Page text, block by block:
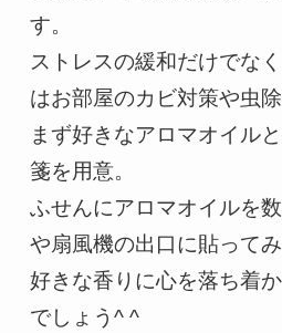
す。
ストレスの緩和だけでな
はお部屋のカビ対策や虫除
まず好きなアロマオイル
箋を用意。
ふせんにアロマオイルを
や扇風機の出口に貼ってみ
好きな香りに心を落ち着
でしょう^ ^